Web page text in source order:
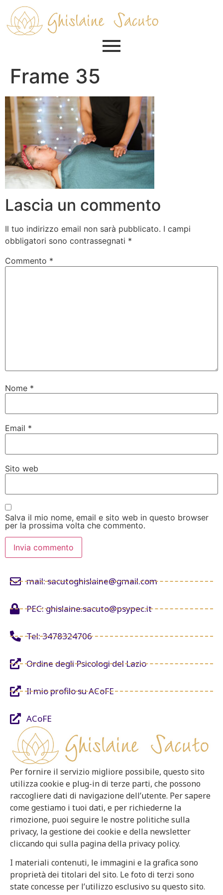
Frame 35
Lascia un commento
Il tuo indirizzo email non sarà pubblicato. I campi
obbligatori sono contrassegnati *
Commento *
Nome *
Email *
Sito web
Salva il mio nome, email e sito web in questo browser
per la prossima volta che commento.
mail: sacutoghislaine@gmail.com
PEC: ghislaine.sacuto@psypec.it
Tel: 3478324706
Ordine degli Psicologi del Lazio
Il mio profilo su ACoFE
ACoFE
Per fornire il servizio migliore possibile, questo sito
utilizza cookie e plug-in di terze parti, che possono
raccogliere dati di navigazione dell’utente. Per sapere
come gestiamo i tuoi dati, e per richiederne la
rimozione, puoi seguire le nostre politiche sulla
privacy, la gestione dei cookie e della newsletter
cliccando qui sulla pagina della privacy policy.
I materiali contenuti, le immagini e la grafica sono
proprietà dei titolari del sito. Le foto di terzi sono
state concesse per l’utilizzo esclusivo su questo sito.